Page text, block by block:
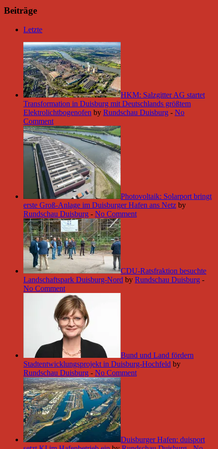
Beiträge
Letzte
HKM: Salzgitter AG startet
Transformation in Duisburg mit Deutschlands größtem
Elektrolichtbogenofen by Rundschau Duisburg - No
Comment
Photovoltaik: Solarport bringt
erste Groß-Anlage im Duisburger Hafen ans Netz by
Rundschau Duisburg - No Comment
CDU-Ratsfraktion besuchte
Landschaftspark Duisburg-Nord by Rundschau Duisburg -
No Comment
Bund und Land fördern
Stadtentwicklungsprojekt in Duisburg-Hochfeld by
Rundschau Duisburg - No Comment
Duisburger Hafen: duisport